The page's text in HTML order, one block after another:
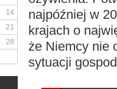
najpóźniej w
krajach o
że Niemcy nie
sytuacji
14
21
28